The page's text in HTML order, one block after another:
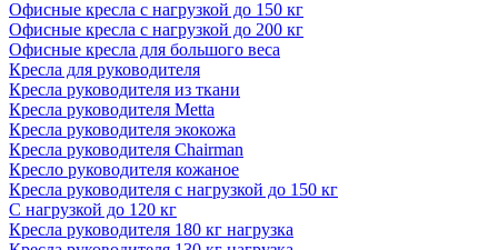
Офисные кресла с нагрузкой до 150 кг
Офисные кресла с нагрузкой до 200 кг
Офисные кресла для большого веса
Кресла для руководителя
Кресла руководителя из ткани
Кресла руководителя Metta
Кресла руководителя экокожа
Кресла руководителя Chairman
Кресло руководителя кожаное
Кресла руководителя с нагрузкой до 150 кг
С нагрузкой до 120 кг
Кресла руководителя 180 кг нагрузка